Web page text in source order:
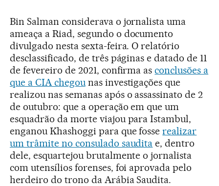
Bin Salman considerava o jornalista uma
ameaça a Riad, segundo o documento
divulgado nesta sexta-feira. O relatório
desclassificado, de três páginas e datado de 11
de fevereiro de 2021, confirma asconclusões a
que a CIA chegounas investigações que
realizou nas semanas após o assassinato de 2
de outubro: que a operação em que um
esquadrão da morte viajou para Istambul,
enganou Khashoggi para que fosserealizar
um trâmite no consulado saudita e, dentro
dele, esquartejou brutalmente o jornalista
com utensílios forenses, foi aprovada pelo
herdeiro do trono da Arábia Saudita.